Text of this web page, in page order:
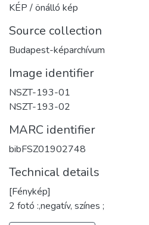
KÉP / önálló kép
Source collection
Budapest-képarchívum
Image identifier
NSZT-193-01
NSZT-193-02
MARC identifier
bibFSZ01902748
Technical details
[Fénykép]
2 fotó :,negatív, színes ;